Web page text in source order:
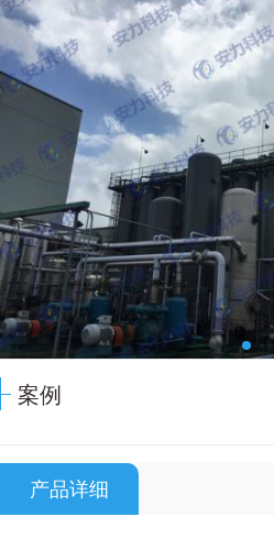
案例
产品详细